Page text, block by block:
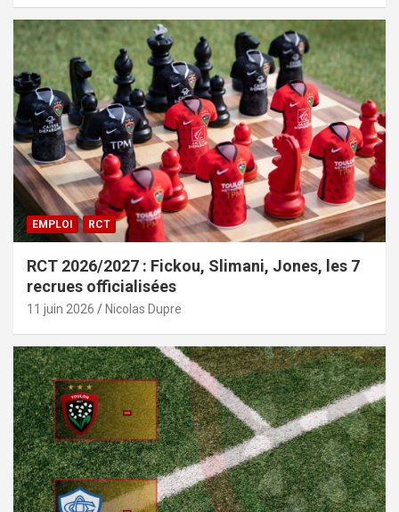
EMPLOI RCT
RCT 2026/2027 : Fickou, Slimani, Jones, les 7
recrues officialisées
11 juin 2026 Nicolas Dupre